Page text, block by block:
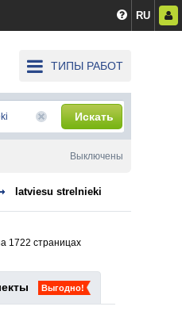
RU
ТИПЫ РАБОТ
Искать
latviesu strelnieki
1722 страницах
Выгодно!
Выключены